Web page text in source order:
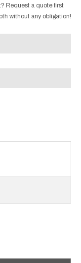
Request a quote first
without any obligation!